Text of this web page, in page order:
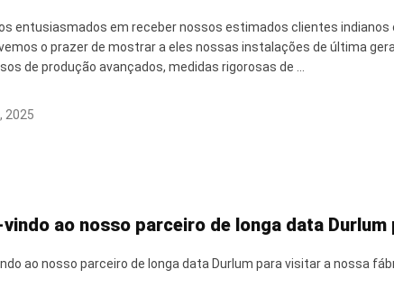
entusiasmados em receber nossos estimados clientes indianos
o prazer de mostrar a eles nossas instalações de última
de produção avançados, medidas rigorosas de ...
2025
vindo ao nosso parceiro de longa data
ao nosso parceiro de longa data Durlum para visitar a nossa